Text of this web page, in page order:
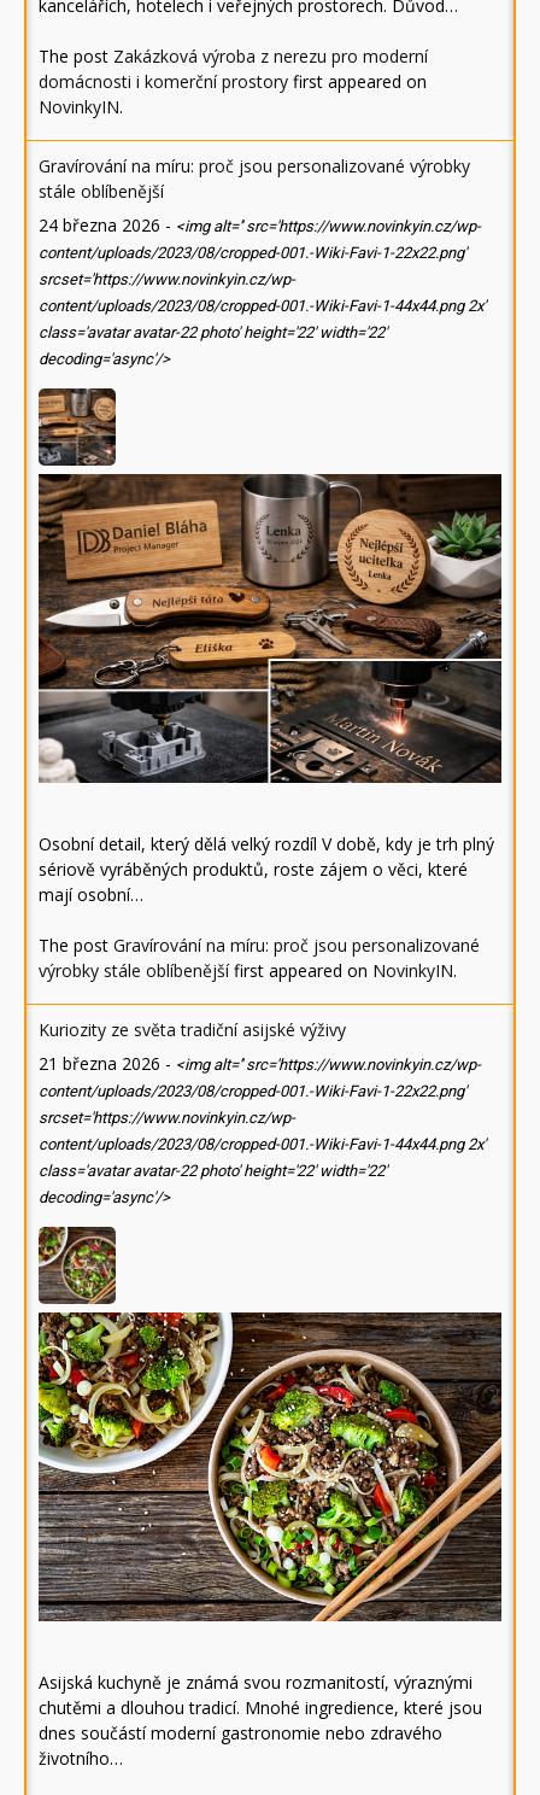
kancelářích, hotelech i veřejných prostorech. Důvod…
The post Zakázková výroba z nerezu pro moderní
domácnosti i komerční prostory first appeared on
NovinkyIN.
Gravírování na míru: proč jsou personalizované výrobky
stále oblíbenější
24 března 2026 - <img alt='' src='https://www.novinkyin.cz/wp-
content/uploads/2023/08/cropped-001.-Wiki-Favi-1-22x22.png'
srcset='https://www.novinkyin.cz/wp-
content/uploads/2023/08/cropped-001.-Wiki-Favi-1-44x44.png 2x'
class='avatar avatar-22 photo' height='22' width='22'
decoding='async'/>
Osobní detail, který dělá velký rozdíl V době, kdy je trh plný
sériově vyráběných produktů, roste zájem o věci, které
mají osobní…
The post Gravírování na míru: proč jsou personalizované
výrobky stále oblíbenějšífirst appeared on NovinkyIN.
Kuriozity ze světa tradiční asijské výživy
21 března 2026 - <img alt='' src='https://www.novinkyin.cz/wp-
content/uploads/2023/08/cropped-001.-Wiki-Favi-1-22x22.png'
srcset='https://www.novinkyin.cz/wp-
content/uploads/2023/08/cropped-001.-Wiki-Favi-1-44x44.png 2x'
class='avatar avatar-22 photo' height='22' width='22'
decoding='async'/>
Asijská kuchyně je známá svou rozmanitostí, výraznými
chutěmi a dlouhou tradicí. Mnohé ingredience, které jsou
dnes součástí moderní gastronomie nebo zdravého
životního…